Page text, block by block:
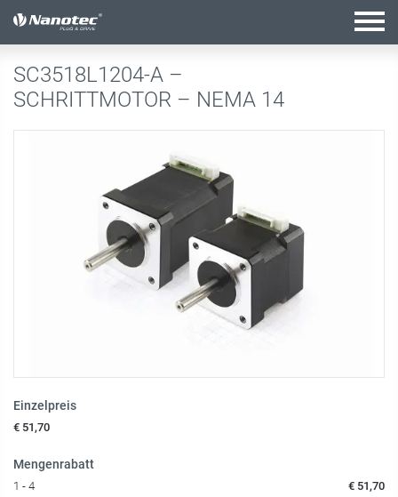
Aktive Kombination
SC3518L1204-A –
SCHRITTMOTOR – NEMA 14
Einzelpreis
€ 51,70
Mengenrabatt
1 - 4 € 51,70